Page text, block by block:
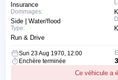
Insurance
Dommages:
Side | Water/flood
Type:
Run & Drive
Sun 23 Aug 1970, 12:00
Enchère terminée
Ce véhicule a